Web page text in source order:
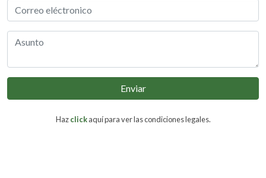
Enviar
Hazclickaquí para ver las condiciones legales.